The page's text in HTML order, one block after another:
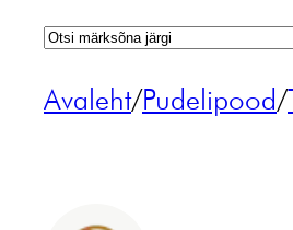
Avaleht/Pudelipood/